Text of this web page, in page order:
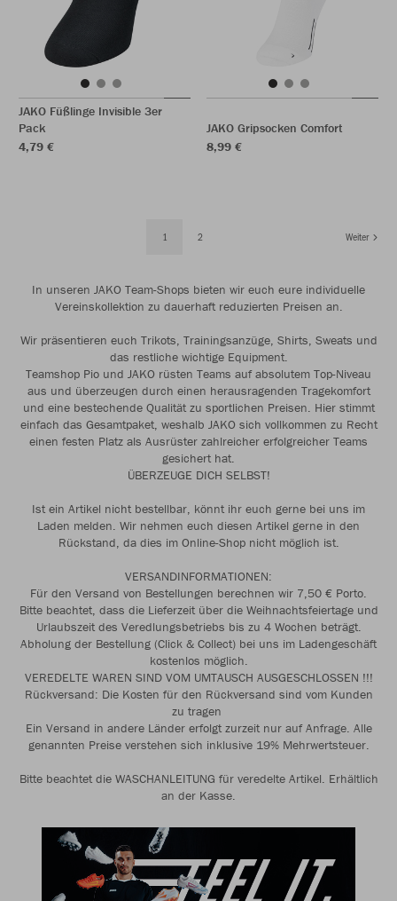
JAKO Füßlinge Invisible 3er
Pack
4,79 €
JAKO Gripsocken Comfort
8,99 €
1 2 Weiter
In unseren JAKO Team-Shops bieten wir euch eure individuelle
Vereinskollektion zu dauerhaft reduzierten Preisen an.
Wir präsentieren euch Trikots, Trainingsanzüge, Shirts, Sweats und
das restliche wichtige Equipment.
Teamshop Pio und JAKO rüsten Teams auf absolutem Top-Niveau
aus und überzeugen durch einen herausragenden Tragekomfort
und eine bestechende Qualität zu sportlichen Preisen. Hier stimmt
einfach das Gesamtpaket, weshalb JAKO sich vollkommen zu Recht
einen festen Platz als Ausrüster zahlreicher erfolgreicher Teams
gesichert hat.
ÜBERZEUGE DICH SELBST!
Ist ein Artikel nicht bestellbar, könnt ihr euch gerne bei uns im
Laden melden. Wir nehmen euch diesen Artikel gerne in den
Rückstand, da dies im Online-Shop nicht möglich ist.
VERSANDINFORMATIONEN:
Für den Versand von Bestellungen berechnen wir 7,50 € Porto.
Bitte beachtet, dass die Lieferzeit über die Weihnachtsfeiertage und
Urlaubszeit des Veredlungsbetriebs bis zu 4 Wochen beträgt.
Abholung der Bestellung (Click & Collect) bei uns im Ladengeschäft
kostenlos möglich.
VEREDELTE WAREN SIND VOM UMTAUSCH AUSGESCHLOSSEN !!!
Rückversand: Die Kosten für den Rückversand sind vom Kunden
zu tragen
Ein Versand in andere Länder erfolgt zurzeit nur auf Anfrage. Alle
genannten Preise verstehen sich inklusive 19% Mehrwertsteuer.
Bitte beachtet die WASCHANLEITUNG für veredelte Artikel. Erhältlich
an der Kasse.